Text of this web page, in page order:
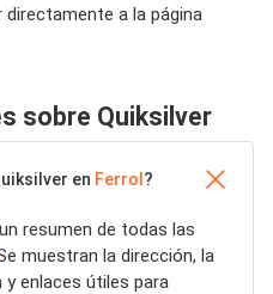
directamente a la página
sobre Quiksilver
en Ferrol ?
resumen de todas las
muestran la dirección, la
enlaces útiles para